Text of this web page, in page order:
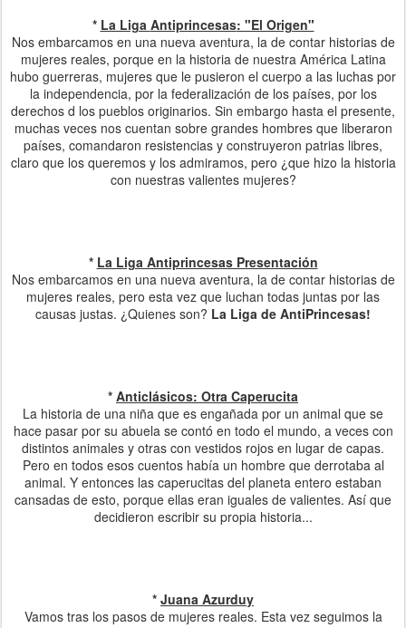
* La Liga Antiprincesas: "El Origen"
Nos embarcamos en una nueva aventura, la de contar historias de
mujeres reales, porque en la historia de nuestra América Latina
hubo guerreras, mujeres que le pusieron el cuerpo a las luchas por
la independencia, por la federalización de los países, por los
derechos d los pueblos originarios. Sin embargo hasta el presente,
muchas veces nos cuentan sobre grandes hombres que liberaron
países, comandaron resistencias y construyeron patrias libres,
claro que los queremos y los admiramos, pero ¿que hizo la historia
con nuestras valientes mujeres?
* La Liga Antiprincesas Presentación
Nos embarcamos en una nueva aventura, la de contar historias de
mujeres reales, pero esta vez que luchan todas juntas por las
causas justas. ¿Quienes son? La Liga de AntiPrincesas!
* Anticlásicos: Otra Caperucita
La historia de una niña que es engañada por un animal que se
hace pasar por su abuela se contó en todo el mundo, a veces con
distintos animales y otras con vestidos rojos en lugar de capas.
Pero en todos esos cuentos había un hombre que derrotaba al
animal. Y entonces las caperucitas del planeta entero estaban
cansadas de esto, porque ellas eran iguales de valientes. Así que
decidieron escribir su propia historia...
* Juana Azurduy
Vamos tras los pasos de mujeres reales. Esta vez seguimos la